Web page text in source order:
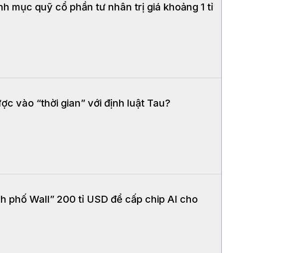
mục quỹ cổ phần tư nhân trị giá khoảng 1 tỉ
vào “thời gian” với định luật Tau?
phố Wall” 200 tỉ USD để cấp chip AI cho